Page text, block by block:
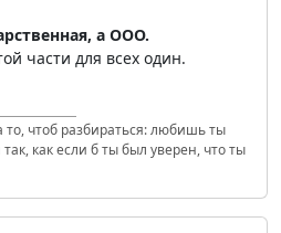
а ООО.
части для всех один.
то, чтоб разбираться: любишь ты
как если б ты был уверен, что ты